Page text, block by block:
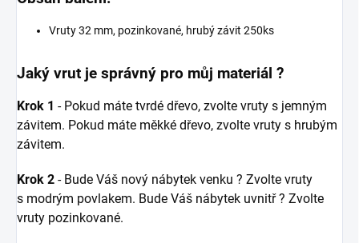
Vruty 32 mm, pozinkované, hrubý závit 250ks
Jaký vrut je správný pro můj materiál ?
Krok 1 - Pokud máte tvrdé dřevo, zvolte vruty s jemným
závitem. Pokud máte měkké dřevo, zvolte vruty s hrubým
závitem.
Krok 2 - Bude Váš nový nábytek venku ? Zvolte vruty
s modrým povlakem. Bude Váš nábytek uvnitř ? Zvolte
vruty pozinkované.